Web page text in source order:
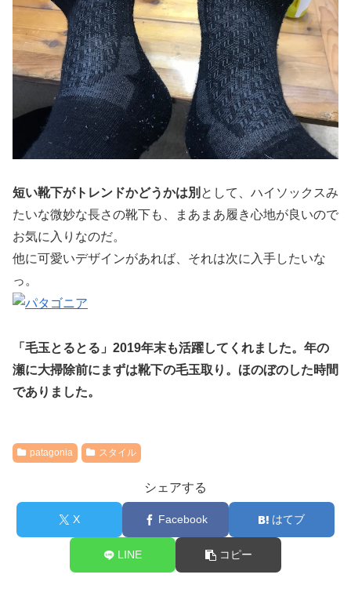
短い靴下がトレンドかどうかは別 として、ハイソックスみ
たいな微妙な長さの靴下も、まあまあ履き心地が良いので
お気に入りなのだ。
他に可愛いデザインがあれば、それは次に入手したいな
っ。
「毛玉とるとる」2019年末も活躍してくれました。年の
瀬に大掃除前にまずは靴下の毛玉取り。ほのぼのした時間
でありました。
patagonia スタイル
シェアする
X Facebook はてブ
LINE コピー